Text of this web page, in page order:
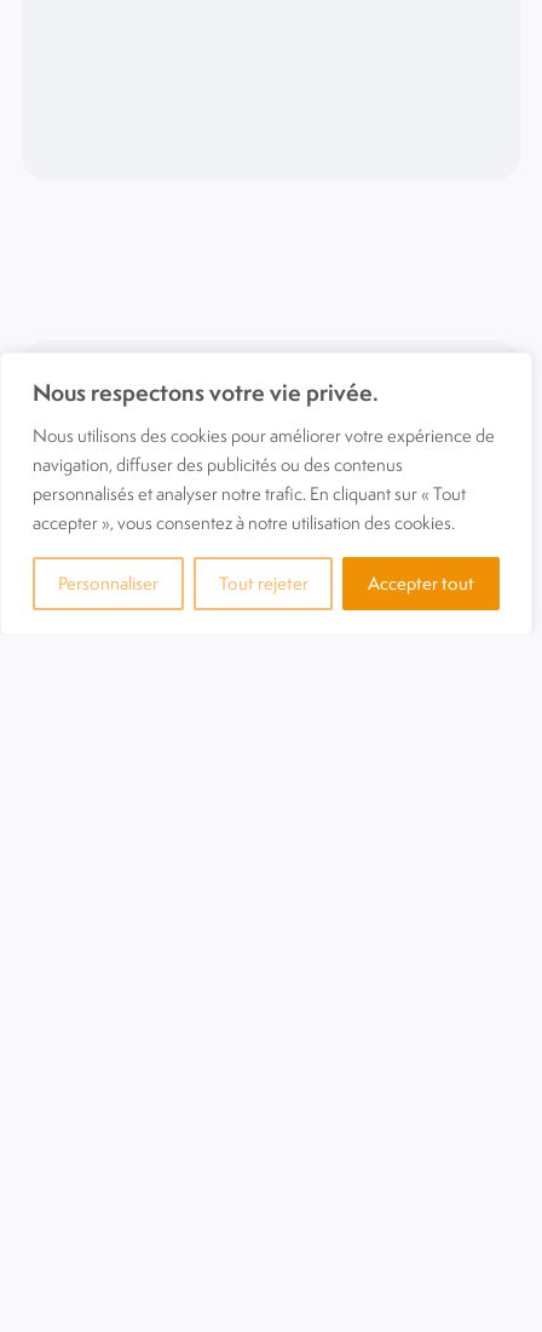
Nous respectons votre vie privée.
Nous utilisons des cookies pour améliorer votre expérience de
navigation, diffuser des publicités ou des contenus
personnalisés et analyser notre trafic. En cliquant sur « Tout
accepter », vous consentez à notre utilisation des cookies.
Personnaliser Tout rejeter Accepter tout